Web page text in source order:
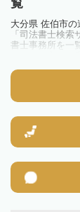
大分県 佐伯市
「司法書士検
書士事務所を一
えている方は一